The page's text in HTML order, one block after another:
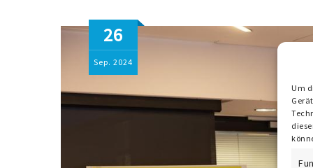
Um
26
Sep. 2024